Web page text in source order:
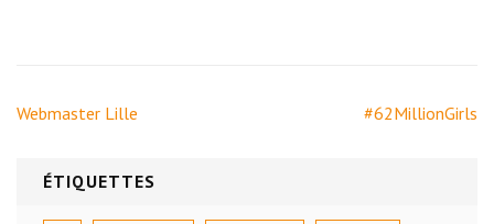
Navigation
Webmaster Lille #62MillionGirls
ÉTIQUETTES